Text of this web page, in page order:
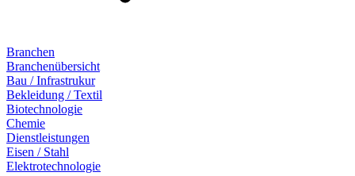
Branchen
Branchenübersicht
Bau / Infrastrukur
Bekleidung / Textil
Biotechnologie
Chemie
Dienstleistungen
Eisen / Stahl
Elektrotechnologie